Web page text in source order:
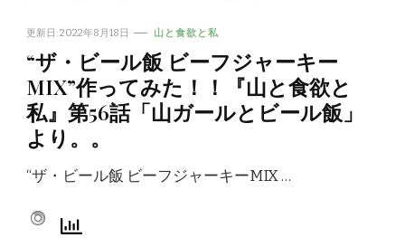
更新日:2022年8月18日 山と食欲と私
“ザ・ビール飯 ビーフジャーキー
MIX”作ってみた！！『山と食欲と
私』第56話「山ガールとビール飯」
より。。
“ザ・ビール飯 ビーフジャーキーMIX …